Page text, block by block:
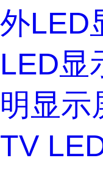
外LED
LED显
明显示
TV